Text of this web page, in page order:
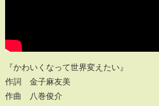
『かわいくなって世界変えたい』
作詞 金子麻友美
作曲 八巻俊介